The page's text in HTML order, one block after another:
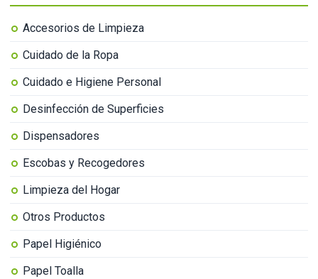
Accesorios de Limpieza
Cuidado de la Ropa
Cuidado e Higiene Personal
Desinfección de Superficies
Dispensadores
Escobas y Recogedores
Limpieza del Hogar
Otros Productos
Papel Higiénico
Papel Toalla